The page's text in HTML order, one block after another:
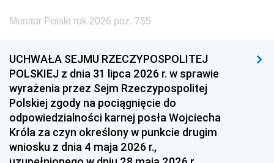
1996 1995 1994
1993 1992 1991
1990 1989
1987 1986 1985
1984 1983
Monitor Polski rok 2026 poz. 755
UCHWAŁA SEJMU RZECZYPOSPOLITEJ
POLSKIEJ z dnia 31 lipca 2026 r. w sprawie
wyrażenia przez Sejm Rzeczypospolitej
Polskiej zgody na pociągnięcie do
odpowiedzialności karnej posła Wojciecha
Króla za czyn określony w punkcie drugim
wniosku z dnia 4 maja 2026 r.,